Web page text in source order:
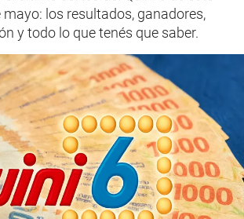
los resultados, ganadores,
y todo lo que tenés que saber.